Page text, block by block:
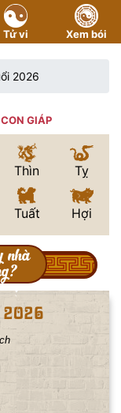
Tử vi Xem bói
2026
GIÁP
Thìn Tỵ
Tuất Hợi
nhà